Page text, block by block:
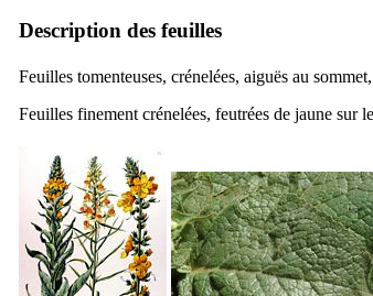
Description des feuilles
Feuilles tomenteuses, crénelées, aiguës au
Feuilles finement crénelées, feutrées de jaune sur